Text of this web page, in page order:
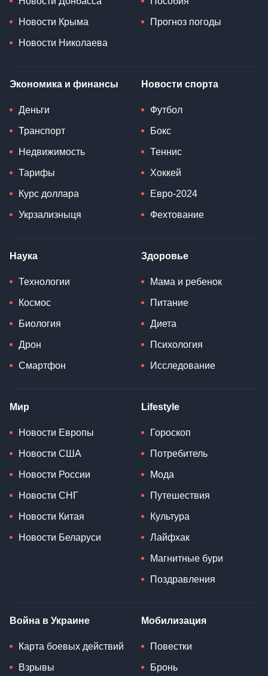
Новости Крыма
Новости Николаева
Прогноз погоды
Экономика и финансы
Деньги
Транспорт
Недвижимость
Тарифы
Курс доллара
Укрзализныця
Новости спорта
Футбол
Бокс
Теннис
Хоккей
Евро-2024
Фехтование
Наука
Технологии
Космос
Биология
Дрон
Смартфон
Здоровье
Мама и ребенок
Питание
Диета
Психология
Исследование
Мир
Новости Европы
Новости США
Новости России
Новости СНГ
Новости Китая
Новости Беларуси
Lifestyle
Гороскоп
Потребитель
Мода
Путешествия
Культура
Лайфхак
Магнитные бури
Поздравления
Война в Украине
Карта боевых действий
Взрывы
Мобилизация
Повестки
Бронь